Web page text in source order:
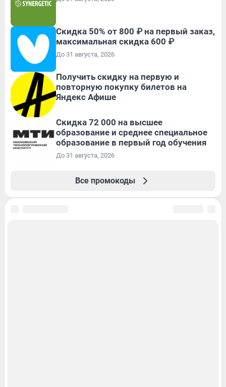
Скидка 50% от 800 ₽ на первый заказ,
максимальная скидка 600 ₽
До 31 августа, 2026
Получить скидку на первую и
повторную покупку билетов на
Яндекс Афише
Скидка 72 000 на высшее
образование и среднее специальное
образование в первый год обучения
До 31 августа, 2026
Все промокоды